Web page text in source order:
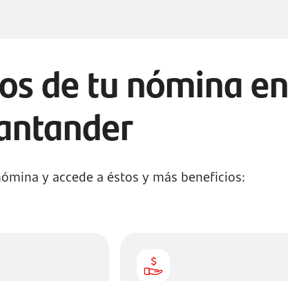
de tu nómina en
y accede a éstos y más beneficios: